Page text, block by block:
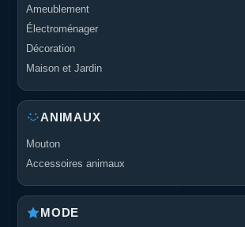
Ameublement
Électroménager
Décoration
Maison et Jardin
ANIMAUX
Mouton
Accessoires animaux
MODE